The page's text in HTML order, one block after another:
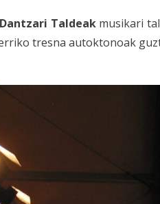
Taldeak musikari
tresna autoktonoak